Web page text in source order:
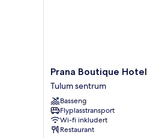
Prana
Boutique
Hotel
Tulum
sentrum
Prana Boutique Hotel
Tulum sentrum
Basseng
Flyplasstransport
Wi-fi inkludert
Restaurant